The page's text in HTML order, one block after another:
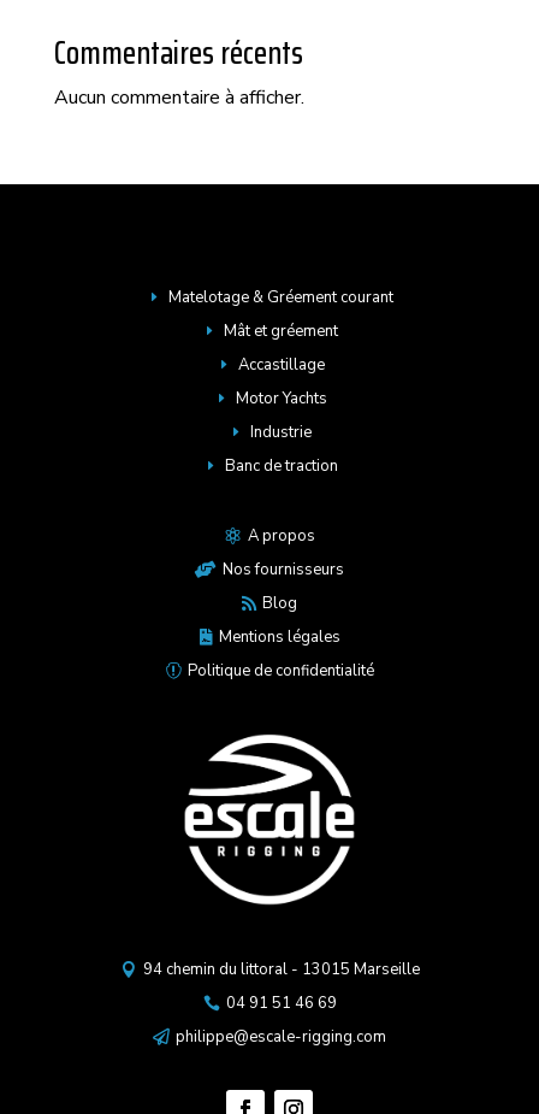
Commentaires récents
Aucun commentaire à afficher.
E Matelotage & Gréement courant
E Mât et gréement
E Accastillage
E Motor Yachts
E Industrie
E Banc de traction
 A propos
 Nos fournisseurs
 Blog
 Mentions légales
 Politique de confidentialité
 94 chemin du littoral - 13015 Marseille
 04 91 51 46 69
 philippe@escale-rigging.com